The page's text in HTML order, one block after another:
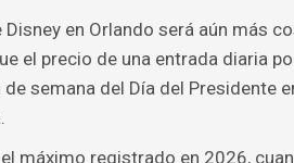
en Orlando será aún más
el precio de una entrada diaria
semana del Día del Presidente
máximo registrado en 2026,